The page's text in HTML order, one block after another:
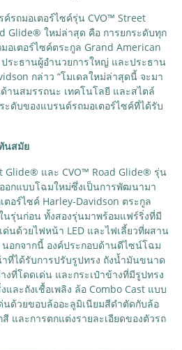
ค์รถมอเตอร์ไซค์รุ่น CVO™ Street
Glide® ใหม่ล่าสุด คือ การยกระดับทุก
เตอร์ไซค์ตระกูล Grand American
ระธานผู้อำนวยการใหญ่ และประธาน
กล่าว “โมเดลใหม่ล่าสุดนี้ จะมา
านสมรรถนะ เทคโนโลยี และสไตล์
ดับของแบรนด์รถมอเตอร์ไซค์ที่ได้รับ
นสมัย
Glide® และ CVO™ Road Glide® รุ่น
อกแบบโฉมใหม่ซึ่งเป็นการพัฒนามา
ตอร์ไซค์ Harley-Davidson ตระกูล
นรุ่นก่อน ทั้งสองรุ่นมาพร้อมแฟร์ริ่งที่มี
นด้วยไฟหน้า LED และไฟเลี้ยวที่ผสาน
อกจากนี้ องค์ประกอบด้านดีไซน์โฉม
ที่ได้รับการปรับรูปทรง ถังน้ำมันขนาด
ที่โดดเด่น และกระเป๋าข้างที่มีรูปทรง
ละถังเชื้อเพลิง ล้อ Combo Cast แบบ
ด้วยขอบล้ออะลูมิเนียมสีดำตัดกับล้อ
และการตกแต่งรายละเอียดของตัวรถ